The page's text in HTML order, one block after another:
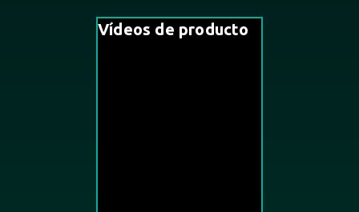
Vídeos de producto